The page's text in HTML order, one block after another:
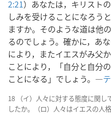
2:21）あなたは，キリスト
しみを受けることになろう
ますか。そのような道は他
るのでしょう。確かに，あ
により，またイエスがみ父
ことにより，「自分と自分
ことになる」でしょう。―
18 （イ）人々に対する態度に関し
したか。（ロ）人々はイエスの人